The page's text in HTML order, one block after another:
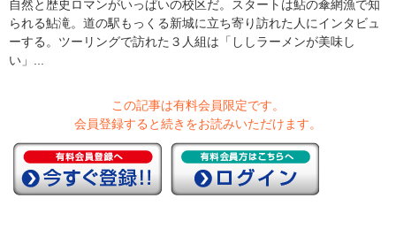
自然と歴史ロマンがいっぱいの校区だ。スタートは鮎の傘網漁で知
られる鮎滝。道の駅もっくる新城に立ち寄り訪れた人にインタビュ
ーする。ツーリングで訪れた３人組は「ししラーメンが美味し
い」...
この記事は有料会員限定です。
会員登録すると続きをお読みいただけます。